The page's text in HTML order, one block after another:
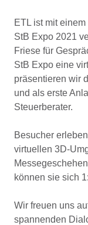
ETL ist mit
StB Expo 2021
Friese für
StB Expo eine
präsentieren wir
und als erste
Steuerberater.
Besucher
virtuellen 3D-
können sie sich
Wir freuen uns
spannenden